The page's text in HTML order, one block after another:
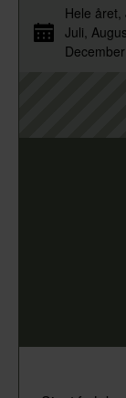
Hele året
Juli
December